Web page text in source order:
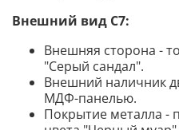
Внешний вид С7:
Внешняя сторона -
"Серый сандал".
Внешний наличник
МДФ-панелью.
Покрытие металла -